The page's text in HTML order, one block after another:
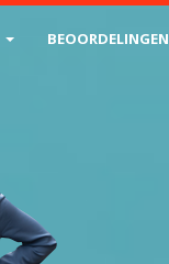
BEOORDELINGEN